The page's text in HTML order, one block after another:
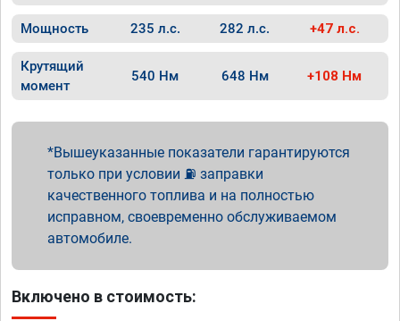
Мощность 235 л.с. 282 л.с. +47 л.с.
Крутящий
момент
540 Нм 648 Нм +108 Нм
Вышеуказанные показатели гарантируются
только при условии ⛽ заправки
качественного топлива и на полностью
исправном, своевременно обслуживаемом
автомобиле.
Включено в стоимость: